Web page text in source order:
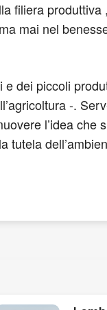
filiera
mai nel
dei piccoli
-.
l’idea che
tutela